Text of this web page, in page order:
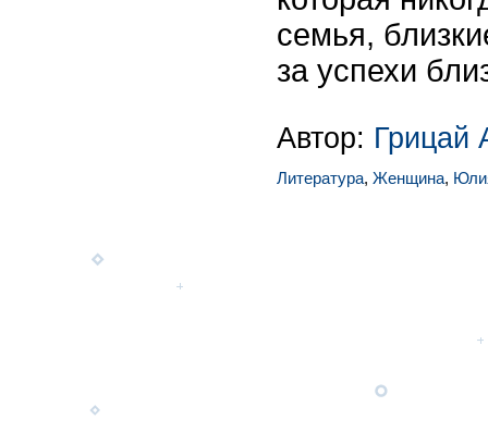
семья,
за успехи
Автор: Грицай
Литература, Женщина,